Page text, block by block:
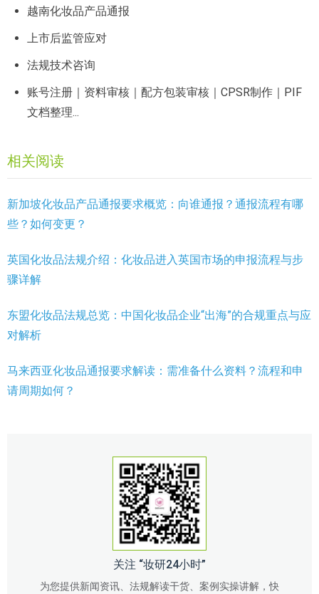
越南化妆品产品通报
上市后监管应对
法规技术咨询
账号注册｜资料审核｜配方包装审核｜CPSR制作｜PIF
文档整理...
相关阅读
新加坡化妆品产品通报要求概览：向谁通报？通报流程有哪
些？如何变更？
英国化妆品法规介绍：化妆品进入英国市场的申报流程与步
骤详解
东盟化妆品法规总览：中国化妆品企业“出海”的合规重点与应
对解析
马来西亚化妆品通报要求解读：需准备什么资料？流程和申
请周期如何？
关注 “妆研24小时”
为您提供新闻资讯、法规解读干货、案例实操讲解，快